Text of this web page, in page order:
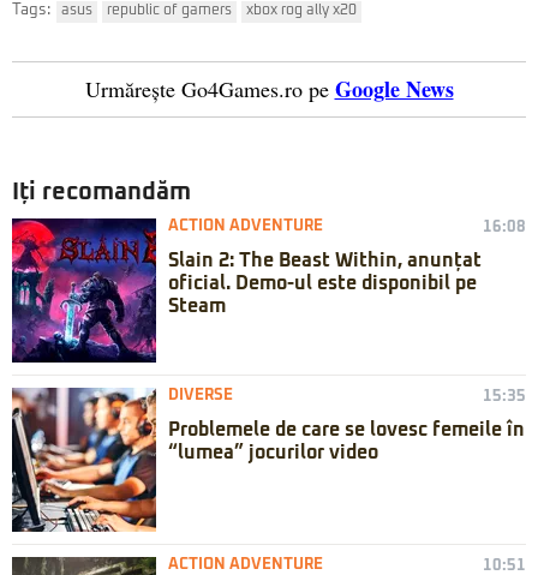
Tags: asus republic of gamers xbox rog ally x20
Urmărește Go4Games.ro pe Google News
Iți recomandăm
ACTION ADVENTURE 16:08
Slain 2: The Beast Within, anunțat
oficial. Demo-ul este disponibil pe
Steam
DIVERSE 15:35
Problemele de care se lovesc femeile în
“lumea” jocurilor video
ACTION ADVENTURE 10:51